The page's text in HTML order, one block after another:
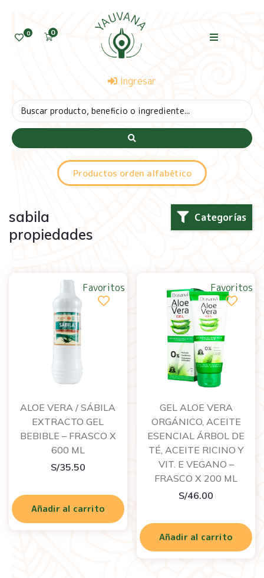
0 0
Ingresar
Productos orden alfabético
Categorías
sabila
propiedades
ALOE VERA / SÁBILA
EXTRACTO GEL
BEBIBLE – FRASCO X
600 ML
S/35.50
Añadir al carrito
Favoritos
GEL ALOE VERA
ORGÁNICO, ACEITE
ESENCIAL ÁRBOL DE
TÉ, ACEITE RICINO Y
VIT. E VEGANO –
FRASCO X 200 ML
S/46.00
Añadir al carrito
Favoritos